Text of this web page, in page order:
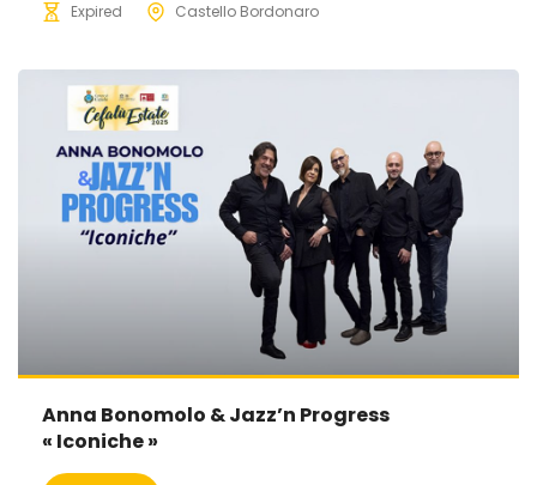
Expired Castello Bordonaro
Anna Bonomolo & Jazz’n Progress
« Iconiche »